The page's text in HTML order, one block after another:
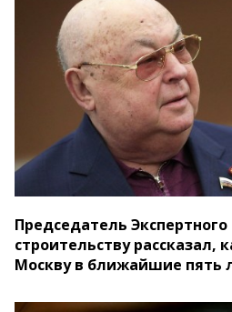
Председатель
строительству рассказал,
Москву в ближайшие пять